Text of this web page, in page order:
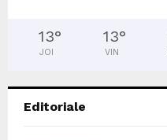
13°
JOI
13°
VIN
Editoriale